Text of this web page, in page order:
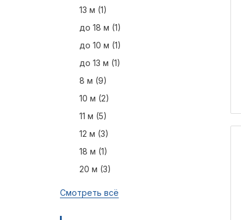
13 м (1)
до 18 м (1)
до 10 м (1)
до 13 м (1)
8 м (9)
10 м (2)
11 м (5)
12 м (3)
18 м (1)
20 м (3)
Смотреть всё